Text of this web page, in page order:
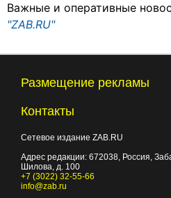
Важные и оперативные
"ZAB.RU"
Размещение рекламы
Контакты
Сетевое издание ZAB.RU
Адрес редакции: 672038, Россия,
Шилова, д. 100
+7 (3022) 32-55-66
info@zab.ru